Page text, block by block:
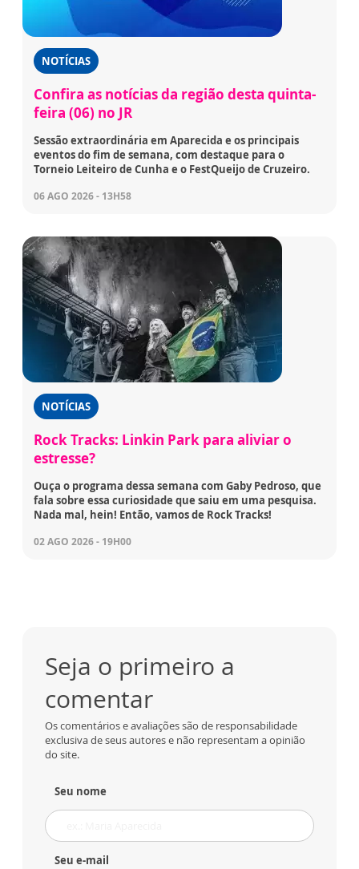
NOTÍCIAS
Confira as notícias da região desta quinta-
feira (06) no JR
Sessão extraordinária em Aparecida e os principais
eventos do fim de semana, com destaque para o
Torneio Leiteiro de Cunha e o FestQueijo de Cruzeiro.
06 AGO 2026 - 13H58
NOTÍCIAS
Rock Tracks: Linkin Park para aliviar o
estresse?
Ouça o programa dessa semana com Gaby Pedroso, que
fala sobre essa curiosidade que saiu em uma pesquisa.
Nada mal, hein! Então, vamos de Rock Tracks!
02 AGO 2026 - 19H00
Seja o primeiro a
comentar
Os comentários e avaliações são de responsabilidade
exclusiva de seus autores e não representam a opinião
do site.
Seu nome
Seu e-mail